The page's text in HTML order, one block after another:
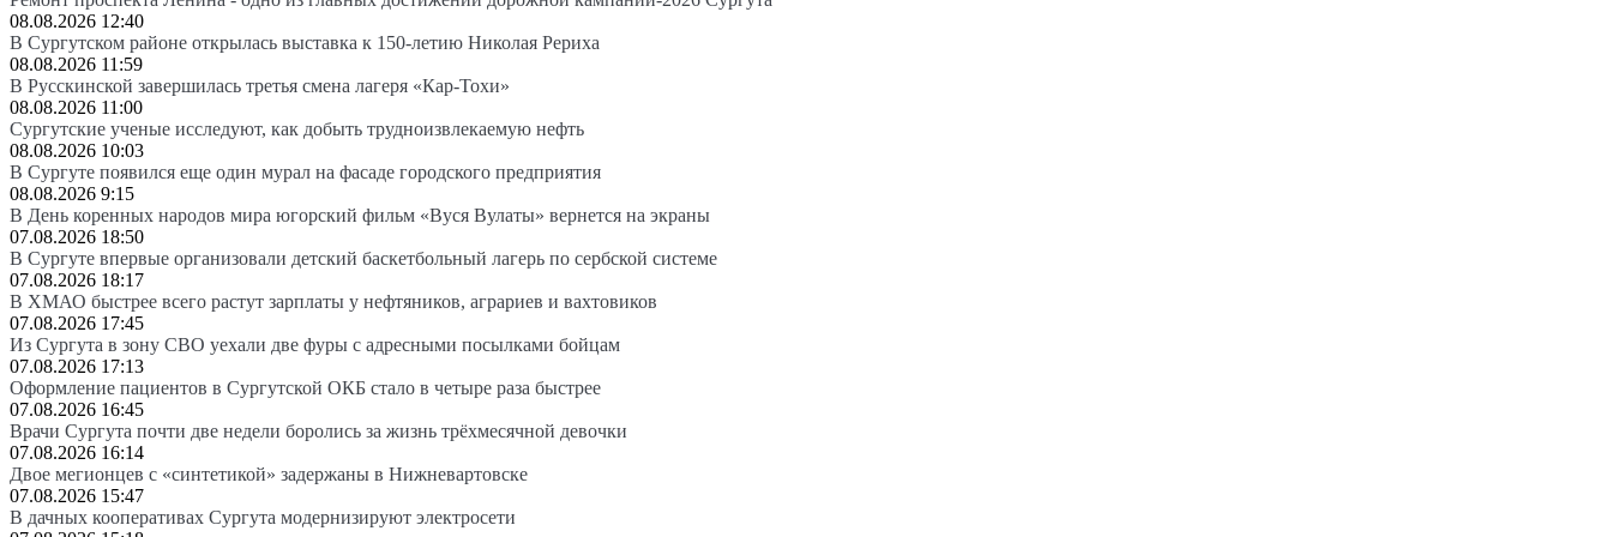
08.08.2026 12:40
В Сургутском районе открылась выставка к 150-летию Николая Рериха
08.08.2026 11:59
В Русскинской завершилась третья смена лагеря «Кар-Тохи»
08.08.2026 11:00
Сургутские ученые исследуют, как добыть трудноизвлекаемую нефть
08.08.2026 10:03
В Сургуте появился еще один мурал на фасаде городского предприятия
08.08.2026 9:15
В День коренных народов мира югорский фильм «Вуся Вулаты» вернется на экраны
07.08.2026 18:50
В Сургуте впервые организовали детский баскетбольный лагерь по сербской системе
07.08.2026 18:17
В ХМАО быстрее всего растут зарплаты у нефтяников, аграриев и вахтовиков
07.08.2026 17:45
Из Сургута в зону СВО уехали две фуры с адресными посылками бойцам
07.08.2026 17:13
Оформление пациентов в Сургутской ОКБ стало в четыре раза быстрее
07.08.2026 16:45
Врачи Сургута почти две недели боролись за жизнь трёхмесячной девочки
07.08.2026 16:14
Двое мегионцев с «синтетикой» задержаны в Нижневартовске
07.08.2026 15:47
В дачных кооперативах Сургута модернизируют электросети